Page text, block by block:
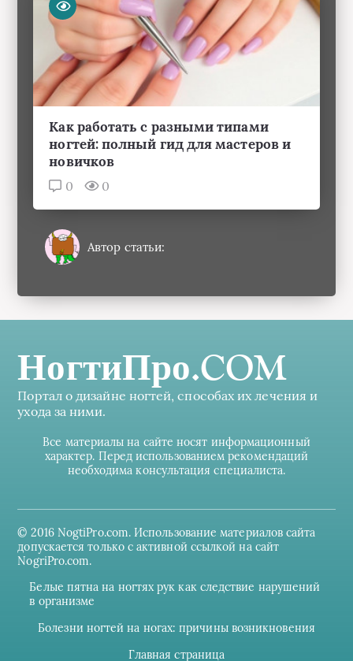
Как работать с разными типами
ногтей: полный гид для мастеров и
новичков
0 0
Автор статьи:
НогтиПро.COM
Портал о дизайне ногтей, способах их лечения и
ухода за ними.
Все материалы на сайте носят информационный
характер. Перед использованием рекомендаций
необходима консультация специалиста.
© 2016 NogtiPro.com. Использование материалов сайта
допускается только с активной ссылкой на сайт
NogriPro.com.
Белые пятна на ногтях рук как следствие нарушений
в организме
Болезни ногтей на ногах: причины возникновения
Главная страница